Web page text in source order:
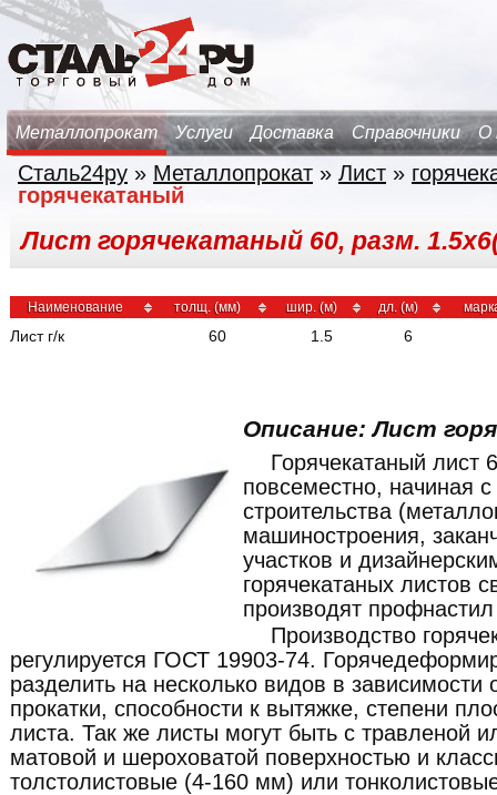
Металлопрокат Услуги Доставка Справочники О
Сталь24ру » Металлопрокат » Лист »
горячекатаный
Лист горячекатаный 60, разм.
Наименование толщ. (мм) шир. (м) дл. (м)
Лист г/к 60 1.5 6
Описание: Лист
Горячекатаный лист
повсеместно, начиная
строительства
машиностроения,
участков и
горячекатаных листов
производят
Производство
регулируется ГОСТ 19903-74.
разделить на несколько видов в зависимости
прокатки, способности к вытяжке, степени
листа. Так же листы могут быть с травленой
матовой и шероховатой поверхностью и
толстолистовые (4-160 мм) или